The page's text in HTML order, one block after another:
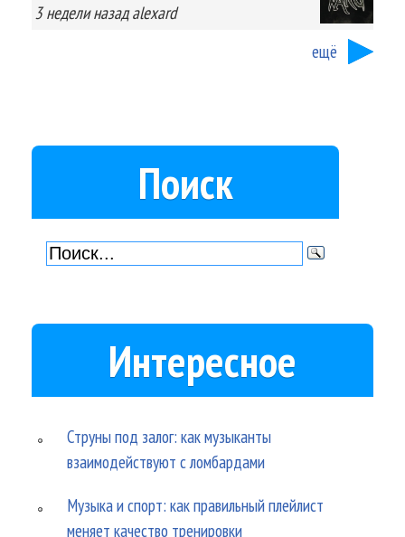
3 неделиназад alexard
ещё
Поиск
Интересное
Струны под залог: как музыканты
взаимодействуют с ломбардами
Музыка и спорт: как правильный плейлист
меняет качество тренировки